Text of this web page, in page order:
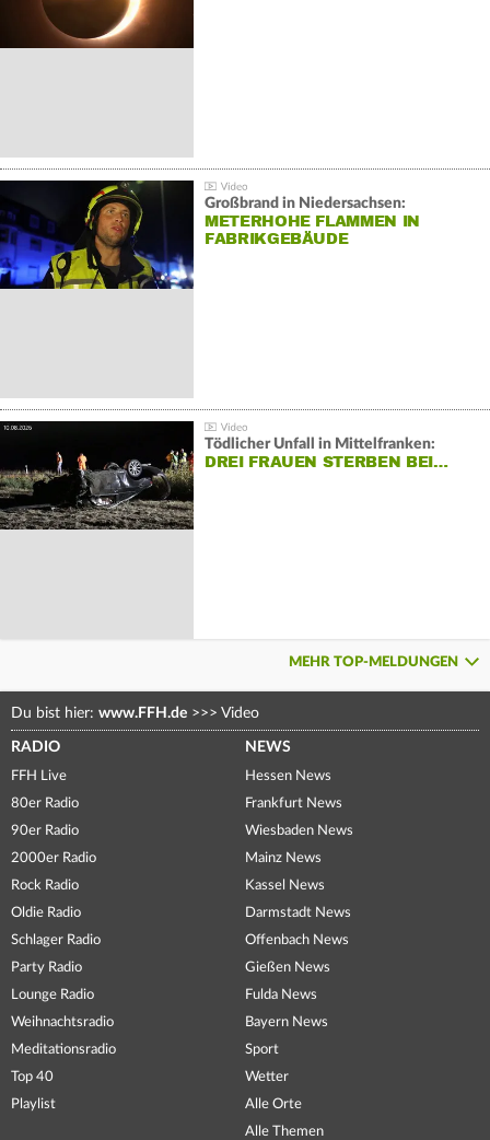
Großbrand in Niedersachsen:
METERHOHE FLAMMEN IN
FABRIKGEBÄUDE
Tödlicher Unfall in Mittelfranken:
DREI FRAUEN STERBEN BEI…
MEHR TOP-MELDUNGEN
Du bist hier: www.FFH.de >>> Video
RADIO
FFH Live
80er Radio
90er Radio
2000er Radio
Rock Radio
Oldie Radio
Schlager Radio
Party Radio
Lounge Radio
Weihnachtsradio
Meditationsradio
Top 40
Playlist
NEWS
Hessen News
Frankfurt News
Wiesbaden News
Mainz News
Kassel News
Darmstadt News
Offenbach News
Gießen News
Fulda News
Bayern News
Sport
Wetter
Alle Orte
Alle Themen